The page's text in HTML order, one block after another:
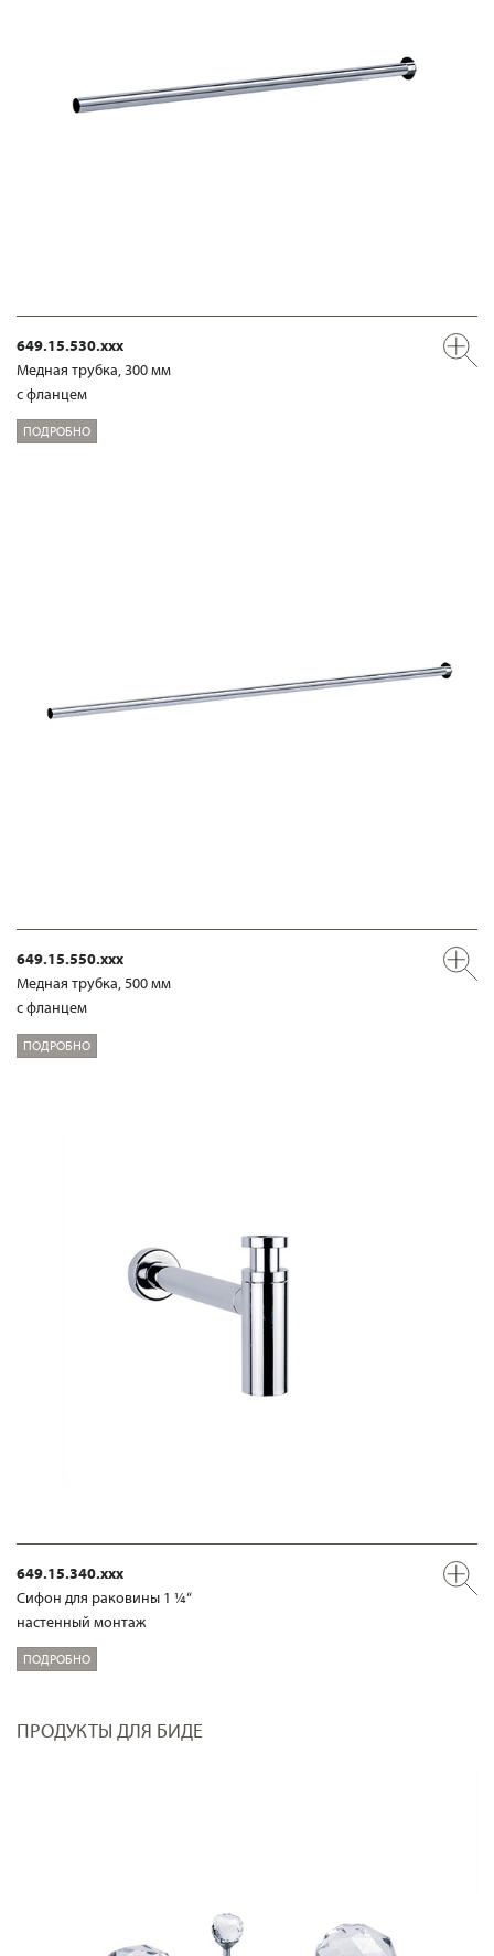
649.15.530.xxx
Медная трубка, 300 мм
с фланцем
ПОДРОБНО
649.15.550.xxx
Медная трубка, 500 мм
с фланцем
ПОДРОБНО
649.15.340.xxx
Сифон для раковины 1 ¼“
настенный монтаж
ПОДРОБНО
ПРОДУКТЫ ДЛЯ БИДЕ